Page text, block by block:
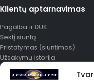
Klientų aptarnavimas
Pagalba ir DUK
Sektį siuntą
Pristatymas (siuntimas)
Užsakymų istorija
Išplėstinė paieška
Mano paskyra